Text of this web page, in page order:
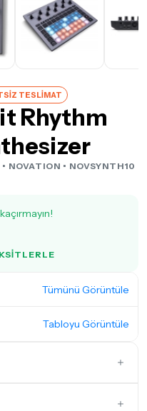
TESLİMAT
Rhythm
NOVATION • NOVSYNTH10
Tümünü Görüntüle
Tabloyu Görüntüle